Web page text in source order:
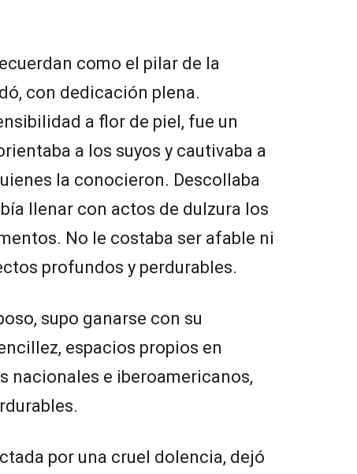
como el pilar de la
con dedicación plena.
a flor de piel, fue un
a los suyos y cautivaba a
la conocieron. Descollaba
llenar con actos de dulzura los
No le costaba ser afable ni
profundos y perdurables.
supo ganarse con su
espacios propios en
nacionales e iberoamericanos,
por una cruel dolencia, dejó